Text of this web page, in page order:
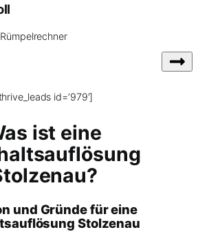
Rümpelrechner
id=’979′]
ist eine
und Gründe für eine
Stolzenau